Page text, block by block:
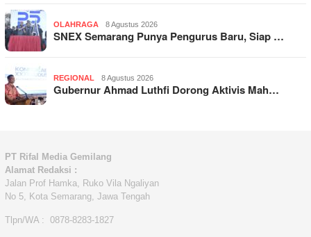
OLAHRAGA 8 Agustus 2026
SNEX Semarang Punya Pengurus Baru, Siap …
REGIONAL 8 Agustus 2026
Gubernur Ahmad Luthfi Dorong Aktivis Mah…
PT Rifal Media Gemilang
Alamat Redaksi :
Jalan Prof Hamka, Ruko Vila Ngaliyan
No 5, Kota Semarang, Jawa Tengah
Tlpn/WA : 0878-8283-1827